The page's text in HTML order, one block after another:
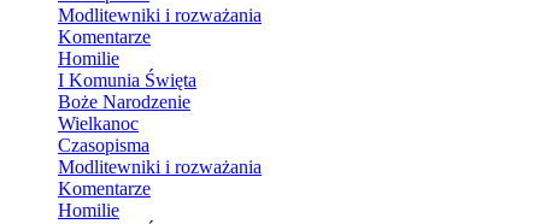
Modlitewniki i rozważania
Komentarze
Homilie
I Komunia Święta
Boże Narodzenie
Wielkanoc
Czasopisma
Modlitewniki i rozważania
Komentarze
Homilie